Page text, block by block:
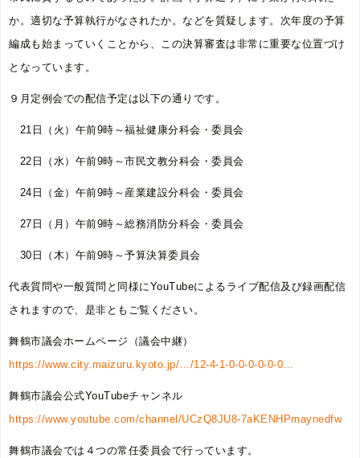
か。適切な予算執行がなされたか。などを質疑します。次年度の予算
編成も始まっていくことから、この決算審査は非常に重要な位置づけ
となっています。
９月定例会での配信予定は以下の通りです。
21日（火）午前9時～福祉健康分科会・委員会
22日（水）午前9時～市民文教分科会・委員会
24日（金）午前9時～産業建設分科会・委員会
27日（月）午前9時～総務消防分科会・委員会
30日（木）午前9時～予算決算委員会
代表質問や一般質問と同様にYouTubeによるライブ配信及び録画配信
されますので、是非ともご覧ください。
舞鶴市議会ホームページ（議会中継）
https://www.city.maizuru.kyoto.jp/…/12-4-1-0-0-0-0-0-0…
舞鶴市議会公式YouTubeチャンネル
https://www.youtube.com/channel/UCzQ8JU8-7aKENHPmaynedfw
舞鶴市議会では４つの常任委員会で行っています。